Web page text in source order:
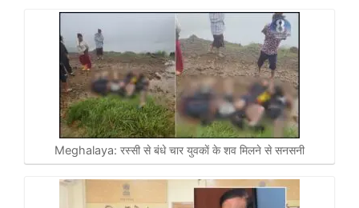
Meghalaya: रस्सी से बंधे चार युवकाें के शव मिलने से सनसनी